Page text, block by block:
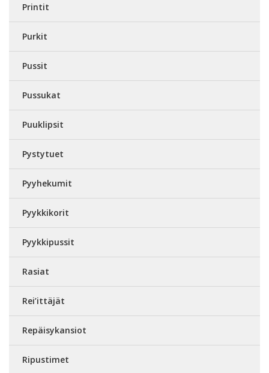
Printit
Purkit
Pussit
Pussukat
Puuklipsit
Pystytuet
Pyyhekumit
Pyykkikorit
Pyykkipussit
Rasiat
Rei’ittäjät
Repäisykansiot
Ripustimet